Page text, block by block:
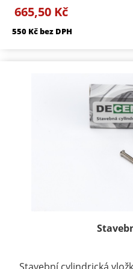
50/50mm,
Součástí kování
WC - klika/klika
PZ LI -
PZ RE -
665,50 Kč
550 Kč bez DPH